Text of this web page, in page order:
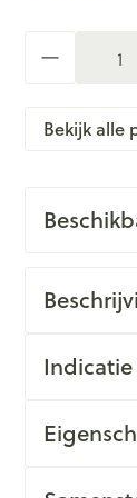
Bekijk alle
Indicatie